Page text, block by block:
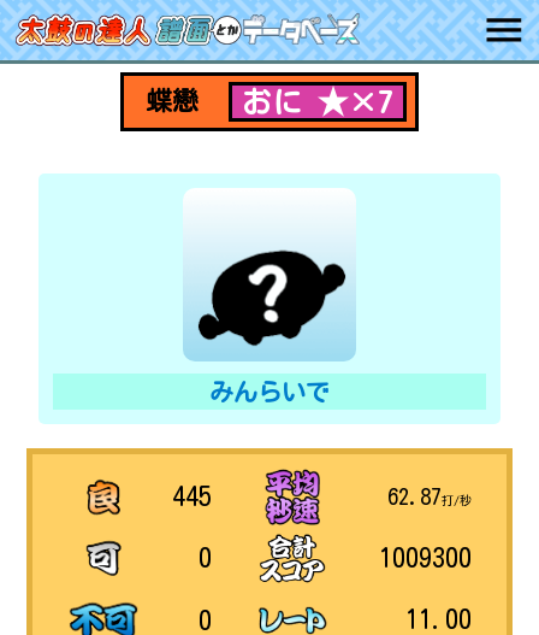
蝶戀 おに ★×7
みんらいで
445
0
0
62.87打/秒
1009300
11.00